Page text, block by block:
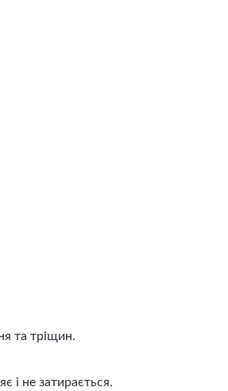
та тріщин.
і не затирається.